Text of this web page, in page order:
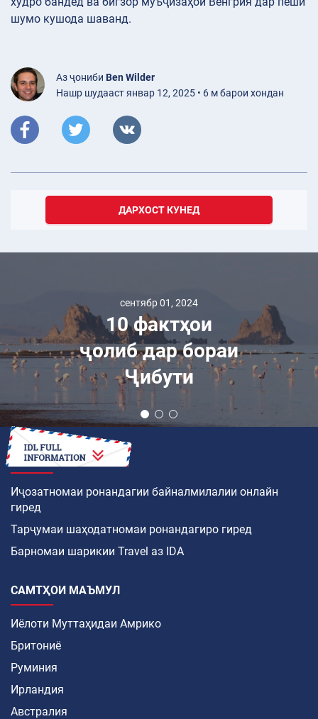
шумо кушода шаванд.
Аз ҷониби Ben Wilder
Нашр шудааст январ 12, 2025 • 6 м барои хондан
ДАРХОСТ КУНЕД
Баррасии
Jetta-и соли
2019: Оё седани
аз нав
тарроҳишуда ба
интизориҳо
ҷавобгӯ аст?
ЧӢ ТАВР
Иҷозатномаи ронандагии байналмилалии онлайн
гиред
Тарҷумаи шаҳодатномаи ронандагиро гиред
Барномаи шарикии Travel аз IDA
САМТҲОИ МАЪМУЛ
Иёлоти Муттаҳидаи Амрико
Бритониё
Руминия
Ирландия
Австралия